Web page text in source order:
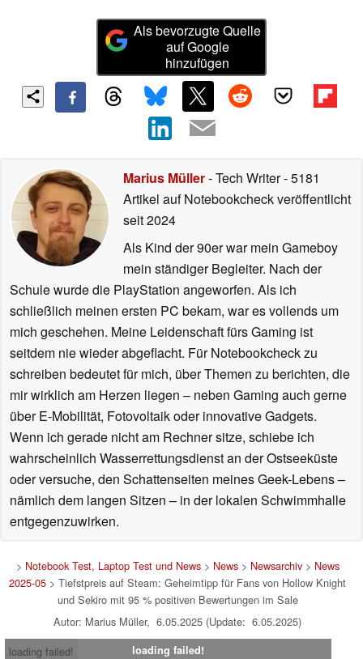
Als bevorzugte Quelle
auf Google
hinzufügen
Marius Müller- Tech Writer- 5181
Artikel auf Notebookcheck veröffentlicht
seit 2024
Als Kind der 90er war mein Gameboy
mein ständiger Begleiter. Nach der
Schule wurde die PlayStation angeworfen. Als ich
schließlich meinen ersten PC bekam, war es vollends um
mich geschehen. Meine Leidenschaft fürs Gaming ist
seitdem nie wieder abgeflacht. Für Notebookcheck zu
schreiben bedeutet für mich, über Themen zu berichten, die
mir wirklich am Herzen liegen – neben Gaming auch gerne
über E-Mobilität, Fotovoltaik oder innovative Gadgets.
Wenn ich gerade nicht am Rechner sitze, schiebe ich
wahrscheinlich Wasserrettungsdienst an der Ostseeküste
oder versuche, den Schattenseiten meines Geek-Lebens –
nämlich dem langen Sitzen – in der lokalen Schwimmhalle
entgegenzuwirken.
> Notebook Test, Laptop Test und News> News> Newsarchiv> News
2025-05 > Tiefstpreis auf Steam: Geheimtipp für Fans von Hollow Knight
und Sekiro mit 95 % positiven Bewertungen im Sale
Autor: Marius Müller, 6.05.2025 (Update: 6.05.2025)
loading failed!
loading failed!